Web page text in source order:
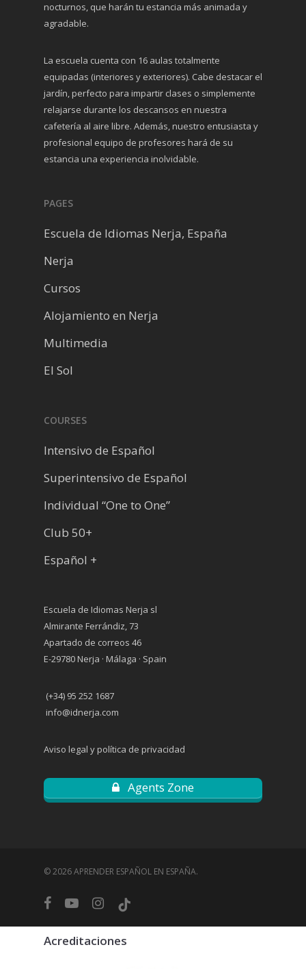
nocturnos, que harán tu estancia más animada y
agradable.
La escuela cuenta con 16 aulas totalmente
equipadas (interiores y exteriores). Cabe destacar el
jardín, perfecto para impartir clases o simplemente
relajarse durante los descansos en nuestra
cafetería al aire libre. Además, nuestro entusiasta y
profesional equipo de profesores hará de su
estancia una experiencia inolvidable.
PAGES
Escuela de Idiomas Nerja, España
Nerja
Cursos
Alojamiento en Nerja
Multimedia
El Sol
COURSES
Intensivo de Español
Superintensivo de Español
Individual “One to One”
Club 50+
Español +
Escuela de Idiomas Nerja sl
Almirante Ferrándiz, 73
Apartado de correos 46
E-29780 Nerja · Málaga · Spain
(+34) 95 252 1687
info@idnerja.com
Aviso legal y política de privacidad
Agents Zone
© 2026 APRENDER ESPAÑOL EN ESPAÑA.
facebookyoutubeinstagram
tiktok
Acreditaciones